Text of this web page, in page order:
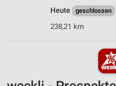
Heute
geschlossen
238,21 km